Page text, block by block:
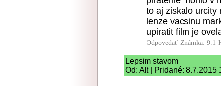
to aj ziskalo urcity
lenze vacsinu
upiratit film je
Odpovedať Známka: 9.1
Lepsim stavom
Od: Alt | Pridané: 8.7.2015